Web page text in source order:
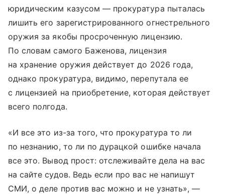
юридическим казусом — прокуратура пыталась
лишить его зарегистрированного огнестрельного
оружия за якобы просроченную лицензию.
По словам самого Баженова, лицензия
на хранение оружия действует до 2026 года,
однако прокуратура, видимо, перепутала ее
с лицензией на приобретение, которая действует
всего полгода.
«И все это из-за того, что прокуратура то ли
по незнанию, то ли по дурацкой ошибке начала
все это. Вывод прост: отслеживайте дела на вас
на сайте судов. Ведь если про вас не напишут
СМИ, о деле против вас можно и не узнать», —